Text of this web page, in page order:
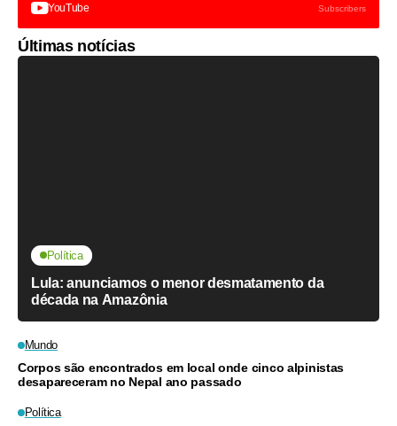
YouTube Subscribers
Últimas notícias
Política
Lula: anunciamos o menor desmatamento da
década na Amazônia
Mundo
Corpos são encontrados em local onde cinco alpinistas
desapareceram no Nepal ano passado
Política